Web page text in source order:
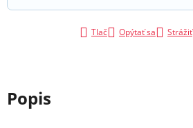
Tlač Opýtať sa Strážiť
Popis